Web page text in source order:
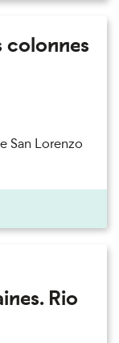
colonnes
San Lorenzo
Rio